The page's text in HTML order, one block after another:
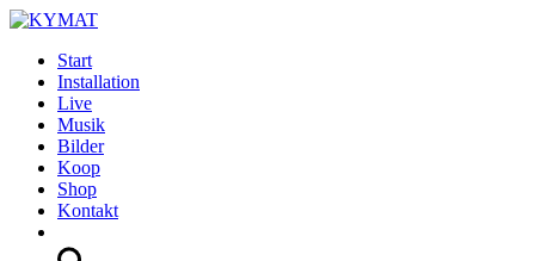
Start
Installation
Live
Musik
Bilder
Koop
Shop
Kontakt